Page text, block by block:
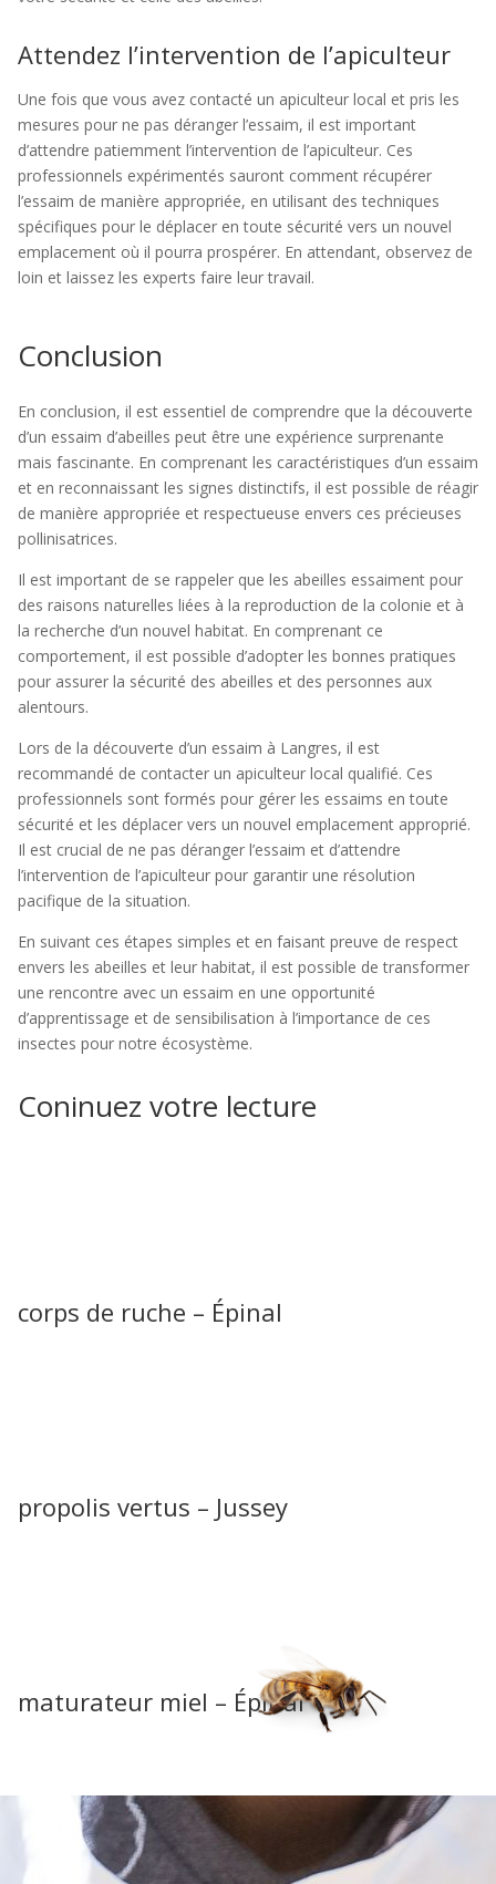
Attendez l’intervention de l’apiculteur
Une fois que vous avez contacté un apiculteur local et pris les
mesures pour ne pas déranger l’essaim, il est important
d’attendre patiemment l’intervention de l’apiculteur. Ces
professionnels expérimentés sauront comment récupérer
l’essaim de manière appropriée, en utilisant des techniques
spécifiques pour le déplacer en toute sécurité vers un nouvel
emplacement où il pourra prospérer. En attendant, observez de
loin et laissez les experts faire leur travail.
Conclusion
En conclusion, il est essentiel de comprendre que la découverte
d’un essaim d’abeilles peut être une expérience surprenante
mais fascinante. En comprenant les caractéristiques d’un essaim
et en reconnaissant les signes distinctifs, il est possible de réagir
de manière appropriée et respectueuse envers ces précieuses
pollinisatrices.
Il est important de se rappeler que les abeilles essaiment pour
des raisons naturelles liées à la reproduction de la colonie et à
la recherche d’un nouvel habitat. En comprenant ce
comportement, il est possible d’adopter les bonnes pratiques
pour assurer la sécurité des abeilles et des personnes aux
alentours.
Lors de la découverte d’un essaim à Langres, il est
recommandé de contacter un apiculteur local qualifié. Ces
professionnels sont formés pour gérer les essaims en toute
sécurité et les déplacer vers un nouvel emplacement approprié.
Il est crucial de ne pas déranger l’essaim et d’attendre
l’intervention de l’apiculteur pour garantir une résolution
pacifique de la situation.
En suivant ces étapes simples et en faisant preuve de respect
envers les abeilles et leur habitat, il est possible de transformer
une rencontre avec un essaim en une opportunité
d’apprentissage et de sensibilisation à l’importance de ces
insectes pour notre écosystème.
Coninuez votre lecture
corps de ruche – Épinal
propolis vertus – Jussey
maturateur miel – Épinal